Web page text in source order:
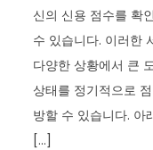
신의 신용 점수를 확
수 있습니다. 이러한
다양한 상황에서 큰
상태를 정기적으로
방할 수 있습니다. 아
[…]